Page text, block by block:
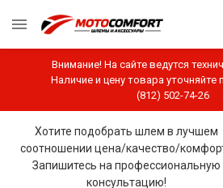
Внимание! На сайте ведутся
Наличие и цену товара уточняйте
(812) 502-74-26
Хотите подобрать шлем в лучшем
соотношении цена/качество/
Запишитесь на профессиональную
консультацию!